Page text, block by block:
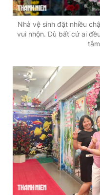
Nhà vệ sinh đặt nhiều
vui nhộn. Dù bất cứ ai